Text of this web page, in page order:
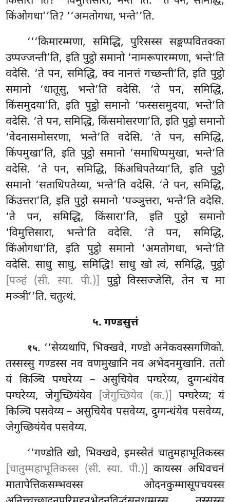
किंओगधा’’ति? ‘‘अमतोगधा, भन्ते’’ति.
‘‘‘किमारम्मणा, समिद्धि, पुरिसस्स सङ्कप्पवितक्का
उप्पज्जन्ती’ति, इति पुट्ठो समानो ‘नामरूपारम्मणा, भन्ते’ति
वदेसि. ‘ते पन, समिद्धि, क्वनानत्तं गच्छन्ती’ति, इति पुट्ठो
समानो ‘धातूसु, भन्ते’ति वदेसि. ‘ते पन, समिद्धि,
किंसमुदया’ति, इति पुट्ठो समानो ‘फस्ससमुदया, भन्ते’ति
वदेसि. ‘ते पन, समिद्धि, किंसमोसरणा’ति, इति पुट्ठो समानो
‘वेदनासमोसरणा, भन्ते’ति वदेसि. ‘ते पन, समिद्धि,
किंपमुखा’ति, इति पुट्ठो समानो ‘समाधिप्पमुखा, भन्ते’ति
वदेसि. ‘ते पन, समिद्धि, किंअधिपतेय्या’ति, इति पुट्ठो
समानो ‘सताधिपतेय्या, भन्ते’ति वदेसि. ‘ते पन, समिद्धि,
किंउत्तरा’ति, इति पुट्ठो समानो ‘पञ्ञुत्तरा, भन्ते’ति वदेसि.
‘ते पन, समिद्धि, किंसारा’ति, इति पुट्ठो समानो
‘विमुत्तिसारा, भन्ते’ति वदेसि. ‘ते पन, समिद्धि,
किंओगधा’ति, इति पुट्ठो समानो ‘अमतोगधा, भन्ते’ति
वदेसि. साधु साधु, समिद्धि! साधु खो त्वं, समिद्धि, पुट्ठो
[पञ्हं (सी. स्या. पी.)] पुट्ठो विस्सज्जेसि, तेन च मा
मञ्ञी’’ति. चतुत्थं.
५. गण्डसुत्तं
१५. ‘‘सेय्यथापि, भिक्खवे, गण्डो अनेकवस्सगणिको.
तस्सस्सु गण्डस्स नव वणमुखानि नव अभेदनमुखानि. ततो
यं किञ्चि पग्घरेय्य – असुचियेव पग्घरेय्य, दुग्गन्धंयेव
पग्घरेय्य, जेगुच्छियंयेव
[जेगुच्छियेव (क.)] पग्घरेय्य; यं
किञ्चि पसवेय्य – असुचियेव पसवेय्य, दुग्गन्धंयेव पसवेय्य,
जेगुच्छियंयेव पसवेय्य.
‘‘गण्डोति खो, भिक्खवे, इमस्सेतं चातुमहाभूतिकस्स
[चातुम्महाभूतिकस्स (सी. स्या. पी.)] कायस्स अधिवचनं
मातापेत्तिकसम्भवस्स ओदनकुम्मासूपचयस्स